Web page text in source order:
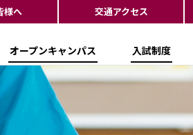
オープンキャンパス 入試制度
様へ 交通アクセス